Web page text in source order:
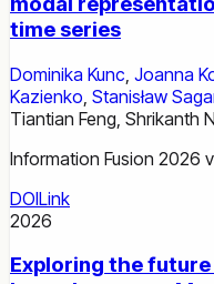
time series
Dominika Kunc Joanna
Kazienko Stanisław
Tiantian Feng Shrikanth
Information Fusion 2026
DOILink
2026
Exploring the